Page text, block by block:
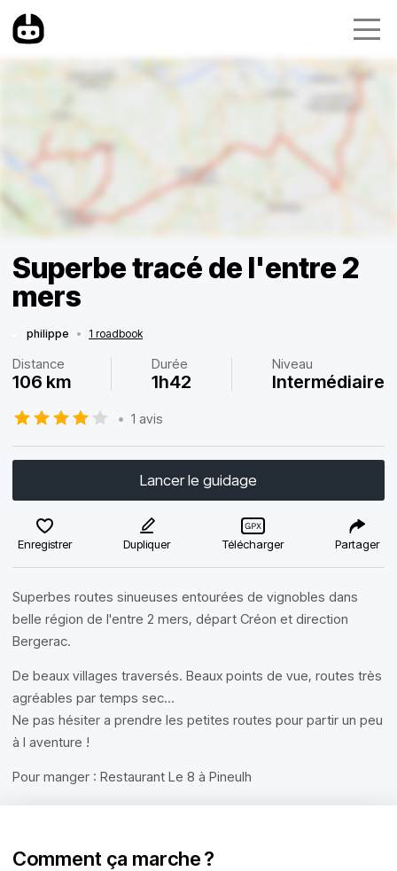
Superbe tracé de l'entre 2
mers
philippe • 1 roadbook
Distance
106 km
Durée
1h42
Niveau
Intermédiaire
• 1 avis
Lancer le guidage
Enregistrer Dupliquer Télécharger Partager
Superbes routes sinueuses entourées de vignobles dans
belle région de l'entre 2 mers, départ Créon et direction
Bergerac.
De beaux villages traversés. Beaux points de vue, routes très
agréables par temps sec...
Ne pas hésiter a prendre les petites routes pour partir un peu
à l aventure !
Pour manger : Restaurant Le 8 à Pineulh
Comment ça marche ?